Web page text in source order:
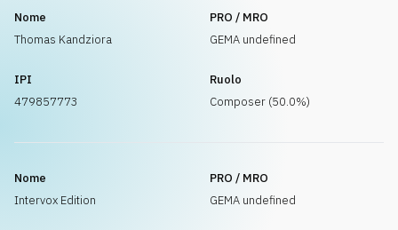
Nome
Thomas Kandziora
PRO / MRO
GEMA undefined
IPI
479857773
Ruolo
Composer (50.0%)
Nome
Intervox Edition
PRO / MRO
GEMA undefined